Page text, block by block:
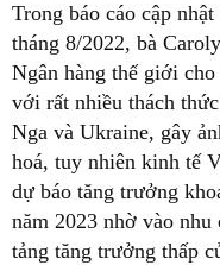
Trong báo cáo cập
tháng 8/2022, bà
Ngân hàng thế giới
với rất nhiều thách
Nga và Ukraine, gây
hoá, tuy nhiên kinh tế
dự báo tăng trưởng
năm 2023 nhờ vào
tảng tăng trưởng thấp